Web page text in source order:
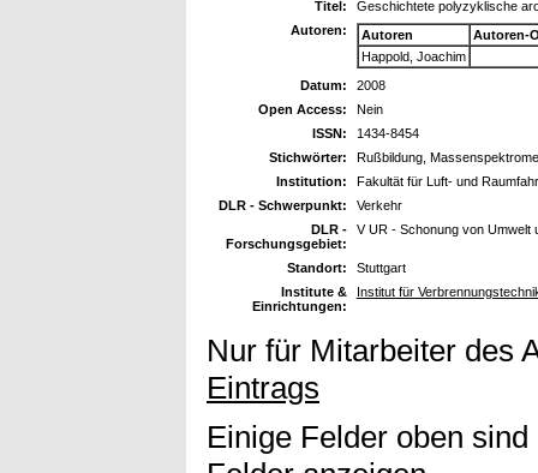
Titel:
Geschichtete polyzyklische
Autoren:
Autoren
Autoren-
Happold, Joachim
Datum:
2008
Open Access:
Nein
ISSN:
1434-8454
Stichwörter:
Rußbildung,
Institution:
Fakultät für Luft- und
DLR - Schwerpunkt:
Verkehr
DLR -
Forschungsgebiet:
V UR - Schonung von Umwelt
Standort:
Stuttgart
Institute &
Einrichtungen:
Institut für
Nur für Mitarbeiter des
Eintrags
Einige Felder oben